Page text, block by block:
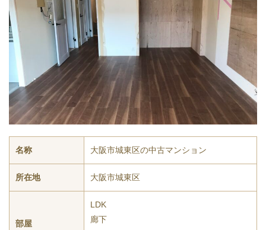
名称 大阪市城東区の中古マンション
所在地 大阪市城東区
部屋
LDK
廊下